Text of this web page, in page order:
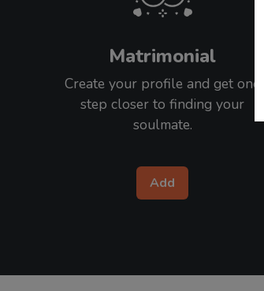
Matrimonial
Create your profile and get one
step closer to finding your
soulmate.
Add